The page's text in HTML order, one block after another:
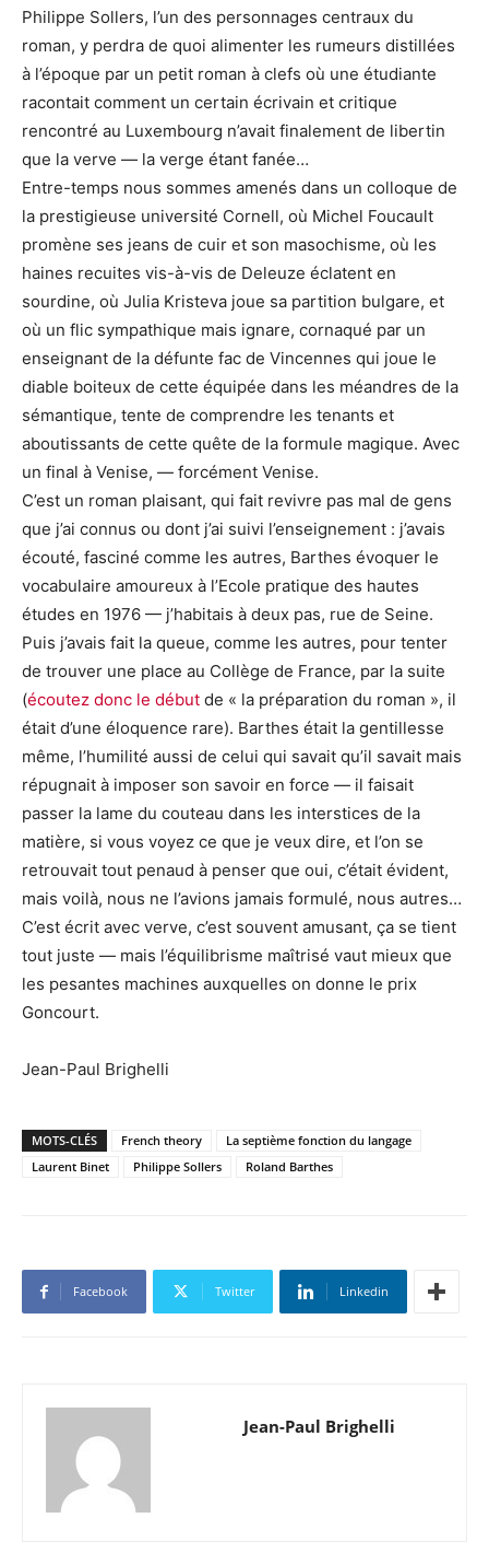
Philippe Sollers, l’un des personnages centraux du
roman, y perdra de quoi alimenter les rumeurs distillées
à l’époque par un petit roman à clefs où une étudiante
racontait comment un certain écrivain et critique
rencontré au Luxembourg n’avait finalement de libertin
que la verve — la verge étant fanée…
Entre-temps nous sommes amenés dans un colloque de
la prestigieuse université Cornell, où Michel Foucault
promène ses jeans de cuir et son masochisme, où les
haines recuites vis-à-vis de Deleuze éclatent en
sourdine, où Julia Kristeva joue sa partition bulgare, et
où un flic sympathique mais ignare, cornaqué par un
enseignant de la défunte fac de Vincennes qui joue le
diable boiteux de cette équipée dans les méandres de la
sémantique, tente de comprendre les tenants et
aboutissants de cette quête de la formule magique. Avec
un final à Venise, — forcément Venise.
C’est un roman plaisant, qui fait revivre pas mal de gens
que j’ai connus ou dont j’ai suivi l’enseignement : j’avais
écouté, fasciné comme les autres, Barthes évoquer le
vocabulaire amoureux à l’Ecole pratique des hautes
études en 1976 — j’habitais à deux pas, rue de Seine.
Puis j’avais fait la queue, comme les autres, pour tenter
de trouver une place au Collège de France, par la suite
(écoutez donc le début de « la préparation du roman », il
était d’une éloquence rare). Barthes était la gentillesse
même, l’humilité aussi de celui qui savait qu’il savait mais
répugnait à imposer son savoir en force — il faisait
passer la lame du couteau dans les interstices de la
matière, si vous voyez ce que je veux dire, et l’on se
retrouvait tout penaud à penser que oui, c’était évident,
mais voilà, nous ne l’avions jamais formulé, nous autres…
C’est écrit avec verve, c’est souvent amusant, ça se tient
tout juste — mais l’équilibrisme maîtrisé vaut mieux que
les pesantes machines auxquelles on donne le prix
Goncourt.
Jean-Paul Brighelli
MOTS-CLÉS French theory
La septième fonction du langage
Laurent Binet
Philippe Sollers Roland Barthes
Facebook Twitter Linkedin
Jean-Paul Brighelli